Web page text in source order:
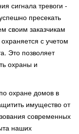
сигнала тревоги -
пресекать
своим заказчикам
с учетом
Это позволяет
охраны и
охране домов в
имущество от
современных
наших